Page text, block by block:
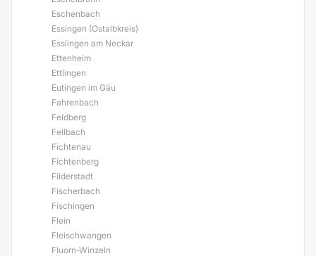
Eschenbach
Essingen (Ostalbkreis)
Esslingen am Neckar
Ettenheim
Ettlingen
Eutingen im Gäu
Fahrenbach
Feldberg
Fellbach
Fichtenau
Fichtenberg
Filderstadt
Fischerbach
Fischingen
Flein
Fleischwangen
Fluorn-Winzeln